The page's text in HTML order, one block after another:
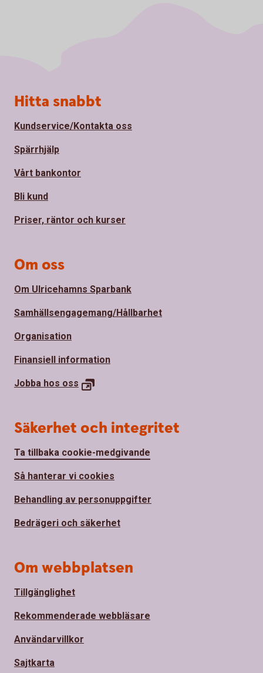
Sidfot
Hitta snabbt
Kundservice/Kontakta oss
Spärrhjälp
Vårt bankontor
Bli kund
Priser, räntor och kurser
Om oss
Om Ulricehamns Sparbank
Samhällsengagemang/Hållbarhet
Organisation
Finansiell information
Jobba hos oss
Säkerhet och integritet
Ta tillbaka cookie-medgivande
Så hanterar vi cookies
Behandling av personuppgifter
Bedrägeri och säkerhet
Om webbplatsen
Tillgänglighet
Rekommenderade webbläsare
Användarvillkor
Sajtkarta